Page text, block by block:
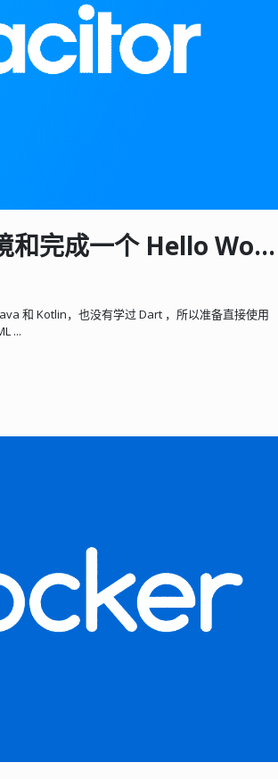
配置 Capacitor Android 开发环境和完成一个 Hello World
和 Kotlin，也没有学过 Dart ，所以准备直接使用
...